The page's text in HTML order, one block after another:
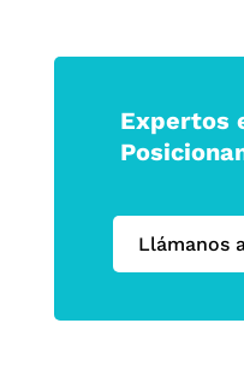
Expertos
Llámanos